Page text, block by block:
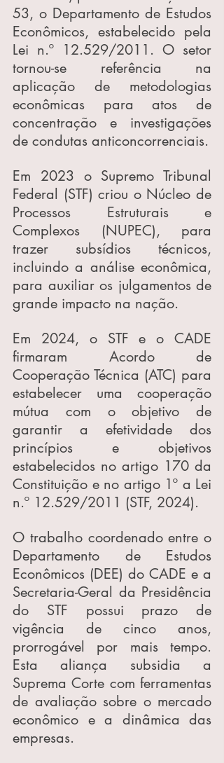
53, o Departamento de Estudos
Econômicos, estabelecido pela
Lei n.º 12.529/2011. O setor
tornou-se referência na
aplicação de metodologias
econômicas para atos de
concentração e investigações
de condutas anticoncorrenciais.
Em 2023 o Supremo Tribunal
Federal (STF) criou o Núcleo de
Processos Estruturais e
Complexos (NUPEC), para
trazer subsídios técnicos,
incluindo a análise econômica,
para auxiliar os julgamentos de
grande impacto na nação.
Em 2024, o STF e o CADE
firmaram Acordo de
Cooperação Técnica (ATC) para
estabelecer uma cooperação
mútua com o objetivo de
garantir a efetividade dos
princípios e objetivos
estabelecidos no artigo 170 da
Constituição e no artigo 1º a Lei
n.º 12.529/2011 (STF, 2024).
O trabalho coordenado entre o
Departamento de Estudos
Econômicos (DEE) do CADE e a
Secretaria-Geral da Presidência
do STF possui prazo de
vigência de cinco anos,
prorrogável por mais tempo.
Esta aliança subsidia a
Suprema Corte com ferramentas
de avaliação sobre o mercado
econômico e a dinâmica das
empresas.